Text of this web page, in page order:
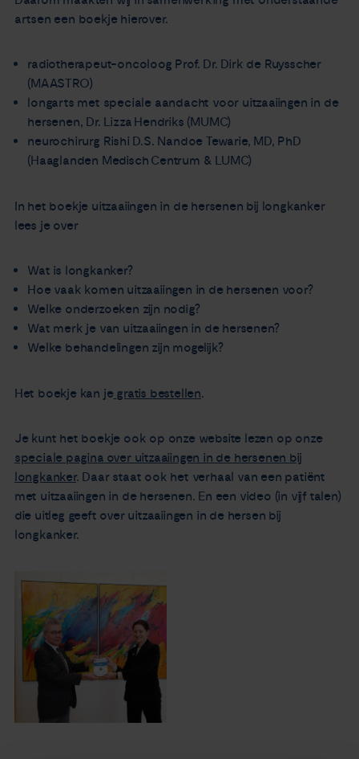
artsen een boekje hierover.
radiotherapeut-oncoloog Prof. Dr. Dirk de Ruysscher
(MAASTRO)
longarts met speciale aandacht voor uitzaaiingen in de
hersenen, Dr. Lizza Hendriks (MUMC)
neurochirurg Rishi D.S. Nandoe Tewarie, MD, PhD
(Haaglanden Medisch Centrum & LUMC)
In het boekje uitzaaiingen in de hersenen bij longkanker
lees je over
Wat is longkanker?
Hoe vaak komen uitzaaiingen in de hersenen voor?
Welke onderzoeken zijn nodig?
Wat merk je van uitzaaiingen in de hersenen?
Welke behandelingen zijn mogelijk?
Het boekje kan je gratis bestellen.
Je kunt het boekje ook op onze website lezen op onze
speciale pagina over uitzaaiingen in de hersenen bij
longkanker. Daar staat ook het verhaal van een patiënt
met uitzaaiingen in de hersenen. En een video (in vijf talen)
die uitleg geeft over uitzaaiingen in de hersen bij
longkanker.